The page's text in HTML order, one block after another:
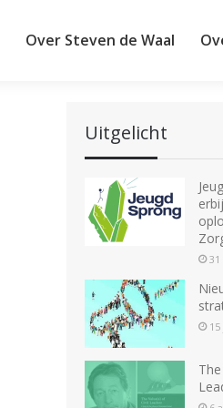
Over Steven de Waal
Uitgelicht
31